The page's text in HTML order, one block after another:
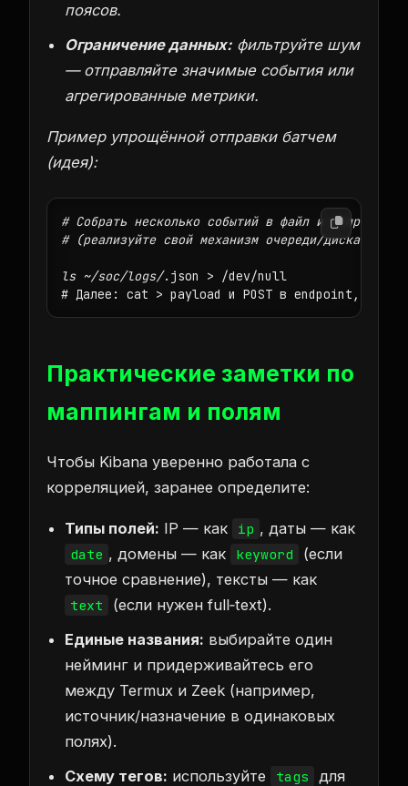
поясов.
Ограничение данных: фильтруйте шум
— отправляйте значимые события или
агрегированные метрики.
Пример упрощённой отправки батчем
(идея):
# Собрать несколько событий в файл и отправить
# (реализуйте свой механизм очереди/диска в
ls ~/soc/logs/.json > /dev/null
# Далее: cat > payload и POST в endpoint, если
Практические заметки по
маппингам и полям
Чтобы Kibana уверенно работала с
корреляцией, заранее определите:
Типы полей: IP — как ip , даты — как
date , домены — как keyword
(если
точное сравнение), тексты — как
text
(если нужен full‑text).
Единые названия: выбирайте один
нейминг и придерживайтесь его
между Termux и Zeek (например,
источник/назначение в одинаковых
полях).
Схему тегов: используйте tags
для